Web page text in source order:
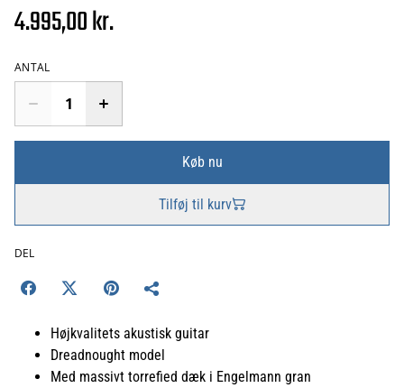
4.995,00 kr.
ANTAL
Køb nu
Tilføj til kurv
DEL
Højkvalitets akustisk guitar
Dreadnought model
Med massivt torrefied dæk i Engelmann gran